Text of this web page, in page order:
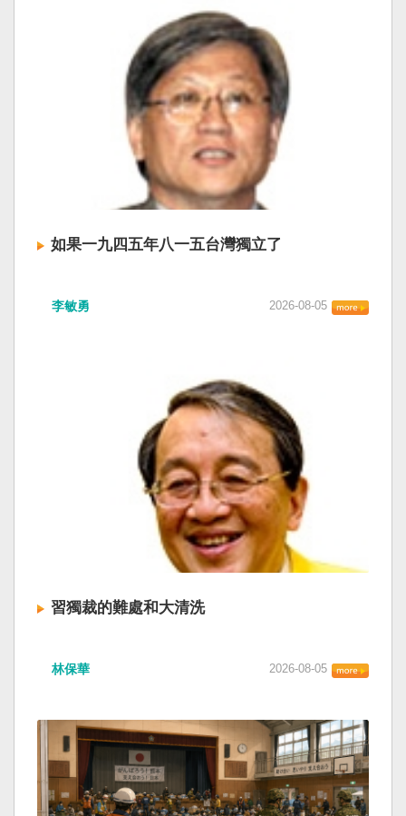
如果一九四五年八一五台灣獨立了
李敏勇 2026-08-05
習獨裁的難處和大清洗
林保華 2026-08-05